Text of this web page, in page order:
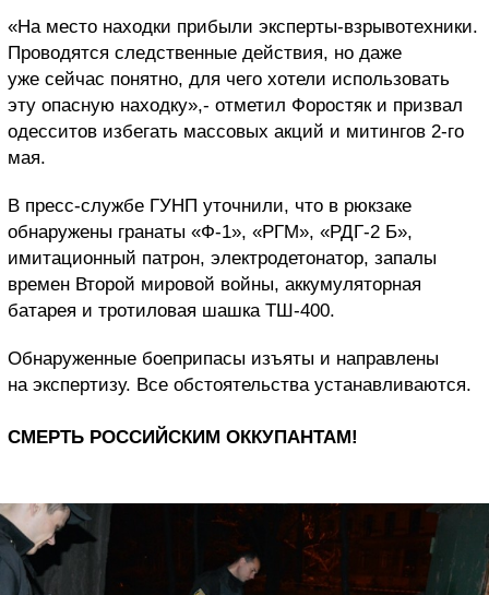
«На место находки прибыли эксперты-взрывотехники.
Проводятся следственные действия, но даже
уже сейчас понятно, для чего хотели использовать
эту опасную находку»,- отметил Форостяк и призвал
одесситов избегать массовых акций и митингов 2-го
мая.
В пресс-службе ГУНП уточнили, что в рюкзаке
обнаружены гранаты «Ф-1», «РГМ», «РДГ-2 Б»,
имитационный патрон, электродетонатор, запалы
времен Второй мировой войны, аккумуляторная
батарея и тротиловая шашка ТШ-400.
Обнаруженные боеприпасы изъяты и направлены
на экспертизу. Все обстоятельства устанавливаются.
СМЕРТЬ РОССИЙСКИМ ОККУПАНТАМ!